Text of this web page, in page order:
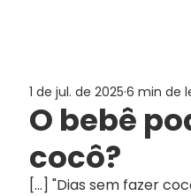
O bebê
cocô?
1 de jul. de 2025 6 min de
[...] "Dias sem fazer